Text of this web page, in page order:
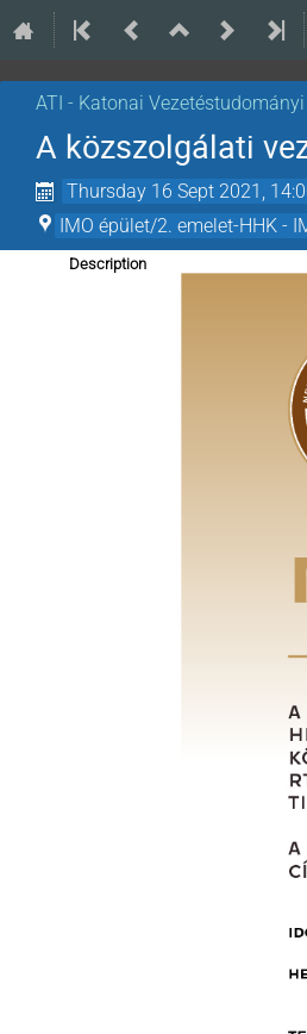
ATI - Katonai
A közszolgálati
Thursday 16 Sept 2021,
IMO épület/2. emelet-HHK -
Description